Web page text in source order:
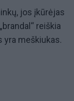
jos įkūrėjas
reiškia
yra meškiukas.